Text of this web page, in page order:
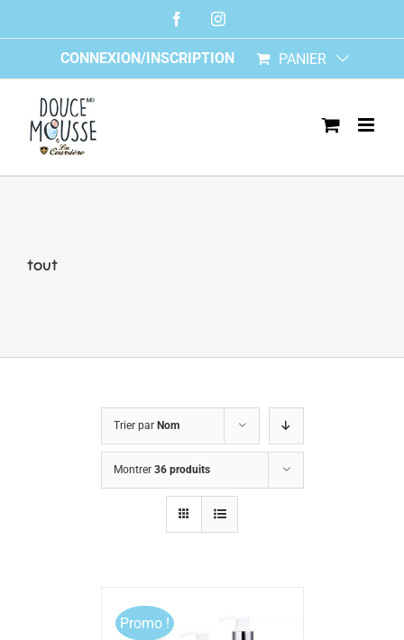
FacebookInstagram
CONNEXION/INSCRIPTION PANIER
tout
Trier par Nom
Montrer 36 produits
Promo !